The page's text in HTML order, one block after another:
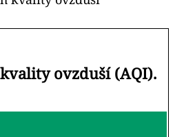
ovzduší (AQI).